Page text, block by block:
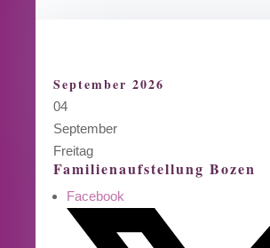
September 2026
04
September
Freitag
Familienaufstellung Bozen
Facebook